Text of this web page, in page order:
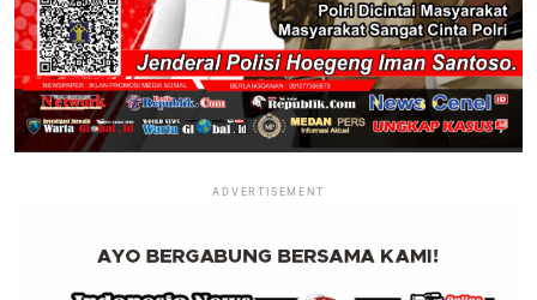
ADVERTISEMENT